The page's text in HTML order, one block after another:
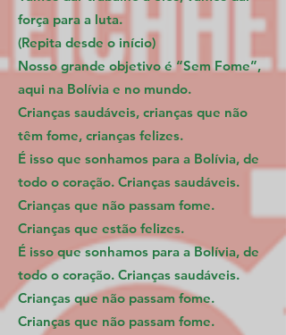
força para a luta.
(Repita desde o início)
Nosso grande objetivo é “Sem Fome”,
aqui na Bolívia e no mundo.
Crianças saudáveis, crianças que não
têm fome, crianças felizes.
É isso que sonhamos para a Bolívia, de
todo o coração. Crianças saudáveis.
Crianças que não passam fome.
Crianças que estão felizes.
É isso que sonhamos para a Bolívia, de
todo o coração. Crianças saudáveis.
Crianças que não passam fome.
Crianças que não passam fome.